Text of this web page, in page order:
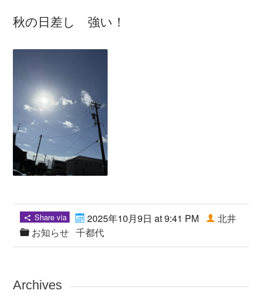
秋の日差し 強い！
Share via
2025年10月9日 at 9:41 PM
お知らせ
北井
千都代
Archives